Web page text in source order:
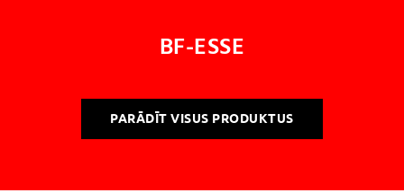
BF-ESSE
PARĀDĪT VISUS PRODUKTUS